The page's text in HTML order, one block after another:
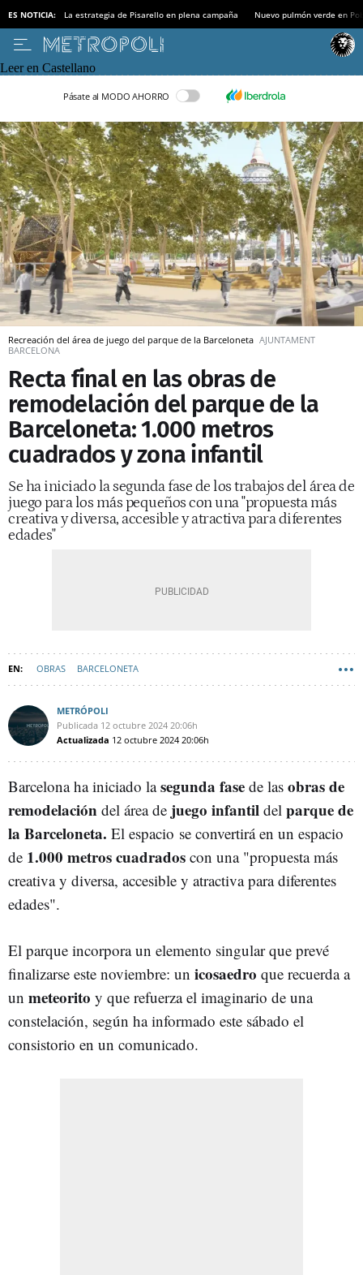
ES NOTICIA: La estrategia de Pisarello en plena campaña Nuevo pulmón verde en
Leer en Castellano
Pásate al MODO AHORRO
Recreación del área de juego del parque de la Barceloneta AJUNTAMENT
BARCELONA
Recta final en las obras de
remodelación del parque de la
Barceloneta: 1.000 metros
cuadrados y zona infantil
Se ha iniciado la segunda fase de los trabajos del área de
juego para los más pequeños con una "propuesta más
creativa y diversa, accesible y atractiva para diferentes
edades"
OBRAS BARCELONETA
METRÓPOLI
Publicada 12 octubre 2024 20:06h
Actualizada 12 octubre 2024 20:06h
Barcelona ha iniciado lasegunda fase de las obras de
remodelación del área de juego infantil del parque de
la Barceloneta. El espacio se convertirá en un espacio
de 1.000 metros cuadrados con una "propuesta más
creativa y diversa, accesible y atractiva para diferentes
edades".
El parque incorpora un elemento singular que prevé
finalizarse este noviembre: un icosaedro que recuerda a
un meteorito y que refuerza el imaginario de una
constelación, según ha informado este sábado el
consistorio en un comunicado.